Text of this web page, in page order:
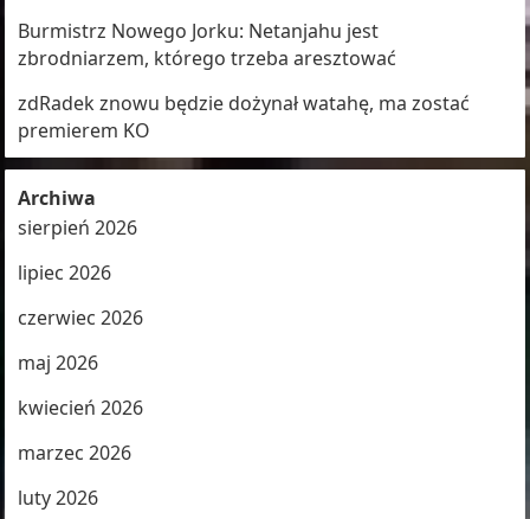
Burmistrz Nowego Jorku: Netanjahu jest
zbrodniarzem, którego trzeba aresztować
zdRadek znowu będzie dożynał watahę, ma zostać
premierem KO
Archiwa
sierpień 2026
lipiec 2026
czerwiec 2026
maj 2026
kwiecień 2026
marzec 2026
luty 2026